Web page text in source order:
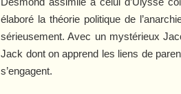
élaboré la théorie politique de
sérieusement. Avec un mystérieux
Jack dont on apprend les liens de
s’engagent.